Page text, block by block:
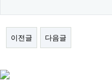
이전글 다음글